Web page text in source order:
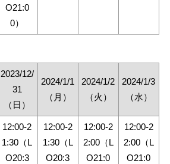
O21:0
0）
2023/12/
31
（日）
2024/1/1
（月）
2024/1/2
（火）
2024/1/3
（水）
12:00-2
1:30（L
O20:3
12:00-2
1:30（L
O20:3
12:00-2
2:00（L
O21:0
12:00-2
2:00（L
O21:0